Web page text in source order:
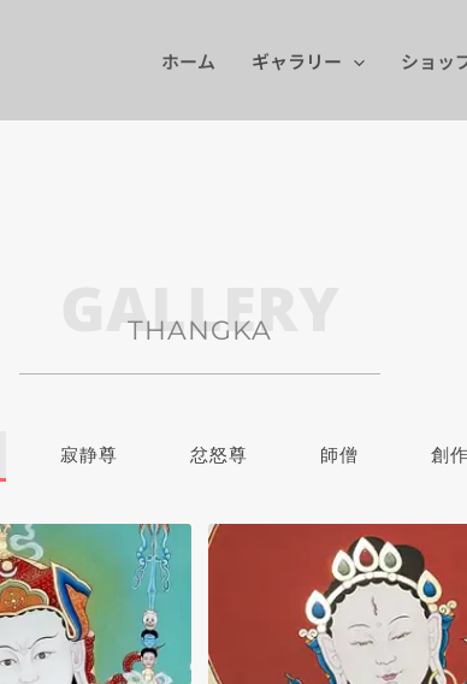
ホーム ギャラリー ショッ
GALLERY
THANGKA
寂静尊 忿怒尊 師僧 創作